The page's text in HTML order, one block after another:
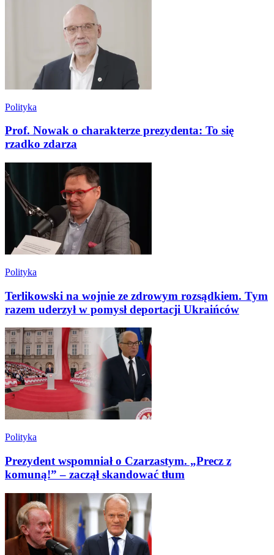
Polityka
Prof. Nowak o charakterze prezydenta: To się
rzadko zdarza
Polityka
Terlikowski na wojnie ze zdrowym rozsądkiem. Tym
razem uderzył w pomysł deportacji Ukraińców
Polityka
Prezydent wspomniał o Czarzastym. „Precz z
komuną!” – zaczął skandować tłum